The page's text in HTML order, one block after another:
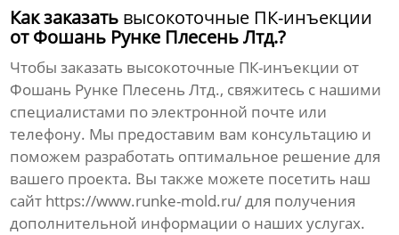
Как заказать высокоточные ПК-инъекции
от Фошань Рунке Плесень Лтд.?
Чтобы заказать высокоточные ПК-инъекции от
Фошань Рунке Плесень Лтд., свяжитесь с нашими
специалистами по электронной почте или
телефону. Мы предоставим вам консультацию и
поможем разработать оптимальное решение для
вашего проекта. Вы также можете посетить наш
сайт https://www.runke-mold.ru/для получения
дополнительной информации о наших услугах.